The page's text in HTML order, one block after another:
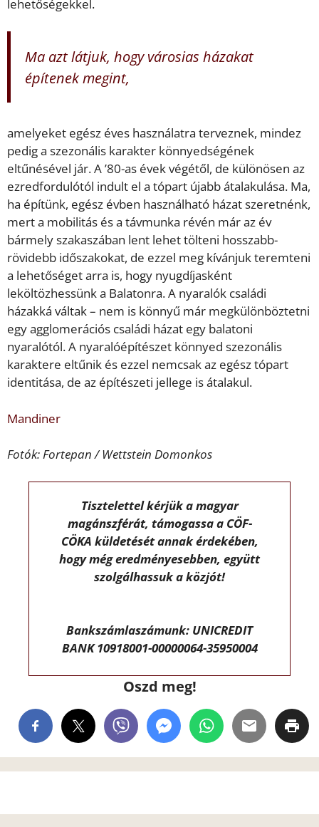
lehetőségekkel.
Ma azt látjuk, hogy városias házakat
építenek megint,
amelyeket egész éves használatra terveznek, mindez
pedig a szezonális karakter könnyedségének
eltűnésével jár. A ’80-as évek végétől, de különösen az
ezredfordulótól indult el a tópart újabb átalakulása. Ma,
ha építünk, egész évben használható házat szeretnénk,
mert a mobilitás és a távmunka révén már az év
bármely szakaszában lent lehet tölteni hosszabb-
rövidebb időszakokat, de ezzel meg kívánjuk teremteni
a lehetőséget arra is, hogy nyugdíjasként
leköltözhessünk a Balatonra. A nyaralók családi
házakká váltak – nem is könnyű már megkülönböztetni
egy agglomerációs családi házat egy balatoni
nyaralótól. A nyaralóépítészet könnyed szezonális
karaktere eltűnik és ezzel nemcsak az egész tópart
identitása, de az építészeti jellege is átalakul.
Mandiner
Fotók: Fortepan / Wettstein Domonkos
Tisztelettel kérjük a magyar
magánszférát, támogassa a CÖF-
CÖKA küldetését annak érdekében,
hogy még eredményesebben, együtt
szolgálhassuk a közjót!
Bankszámlaszámunk: UNICREDIT
BANK 10918001-00000064-35950004
Oszd meg!